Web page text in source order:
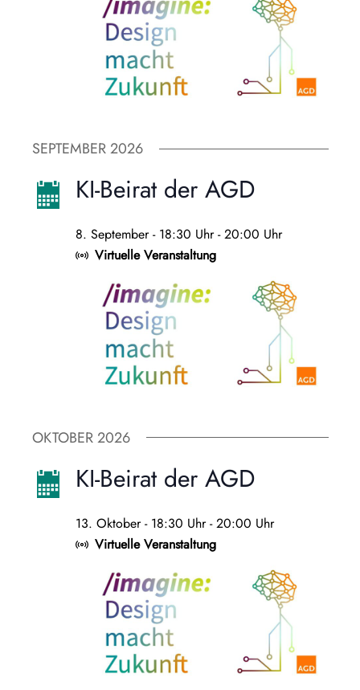
SEPTEMBER 2026
KI-Beirat der AGD
8. September - 18:30 Uhr-20:00 Uhr
Virtuelle Veranstaltung
OKTOBER 2026
KI-Beirat der AGD
13. Oktober - 18:30 Uhr-20:00 Uhr
Virtuelle Veranstaltung